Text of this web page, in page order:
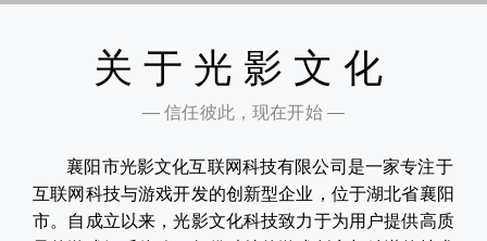
关于光影文化
— 信任彼此，现在开始 —
襄阳市光影文化互联网科技有限公司是一家专注于
互联网科技与游戏开发的创新型企业，位于湖北省襄阳
市。自成立以来，光影文化科技致力于为用户提供高质